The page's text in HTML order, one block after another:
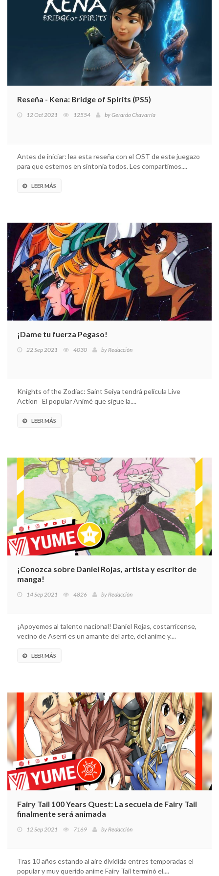
Reseña - Kena: Bridge of Spirits (PS5)
12 Oct 2021 12554 byGerardo Chavarría
Antes de iniciar: lea esta reseña con el OST de este juegazo
para que estemos en sintonía todos. Les compartimos....
LEER MÁS
¡Dame tu fuerza Pegaso!
22 Sep 2021 4030 byRedacción
Knights of the Zodiac: Saint Seiya tendrá película Live
Action El popular Animé que sigue la....
LEER MÁS
¡Conozca sobre Daniel Rojas, artista y escritor de
manga!
14 Sep 2021 4826 byRedacción
¡Apoyemos al talento nacional! Daniel Rojas, costarricense,
vecino de Aserrí es un amante del arte, del anime y....
LEER MÁS
Fairy Tail 100 Years Quest: La secuela de Fairy Tail
finalmente será animada
12 Sep 2021 7169 byRedacción
Tras 10 años estando al aire dividida entres temporadas el
popular y muy querido anime Fairy Tail terminó el....